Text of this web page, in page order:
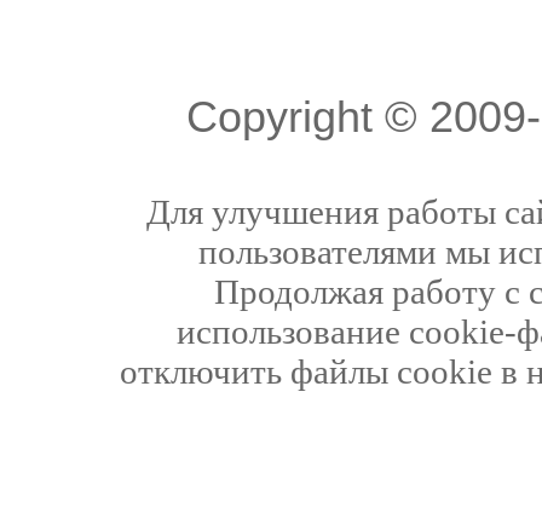
Copyright ©
Для улучшения работы
пользователями мы
Продолжая работу с
использование cookie-
отключить файлы cookie в